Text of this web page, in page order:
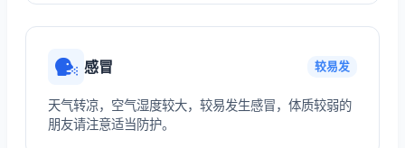
感冒 较易发
天气转凉，空气湿度较大，较易发生感冒，体质较弱的
朋友请注意适当防护。